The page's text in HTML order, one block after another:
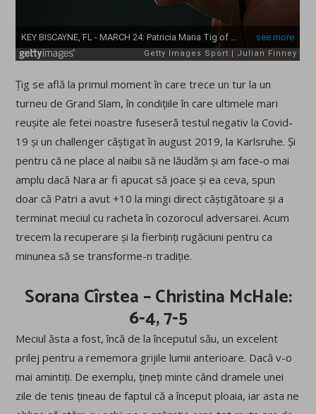
Țig se află la primul moment în care trece un tur la un
turneu de Grand Slam, în condițiile în care ultimele mari
reușite ale fetei noastre fuseseră testul negativ la Covid-
19 și un challenger câștigat în august 2019, la Karlsruhe. Și
pentru că ne place al naibii să ne lăudăm și am face-o mai
amplu dacă Nara ar fi apucat să joace și ea ceva, spun
doar că Patri a avut +10 la mingi direct câștigătoare și a
terminat meciul cu racheta în cozorocul adversarei. Acum
trecem la recuperare și la fierbinți rugăciuni pentru ca
minunea să se transforme-n tradiție.
Sorana Cîrstea – Christina McHale:
6-4, 7-5
Meciul ăsta a fost, încă de la începutul său, un excelent
prilej pentru a rememora grijile lumii anterioare. Dacă v-o
mai amintiți. De exemplu, țineți minte când dramele unei
zile de tenis țineau de faptul că a început ploaia, iar asta ne